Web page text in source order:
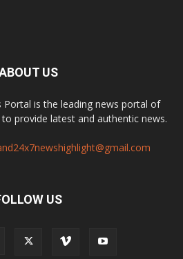
US
Portal is the leading news portal of
provide latest and authentic news.
US